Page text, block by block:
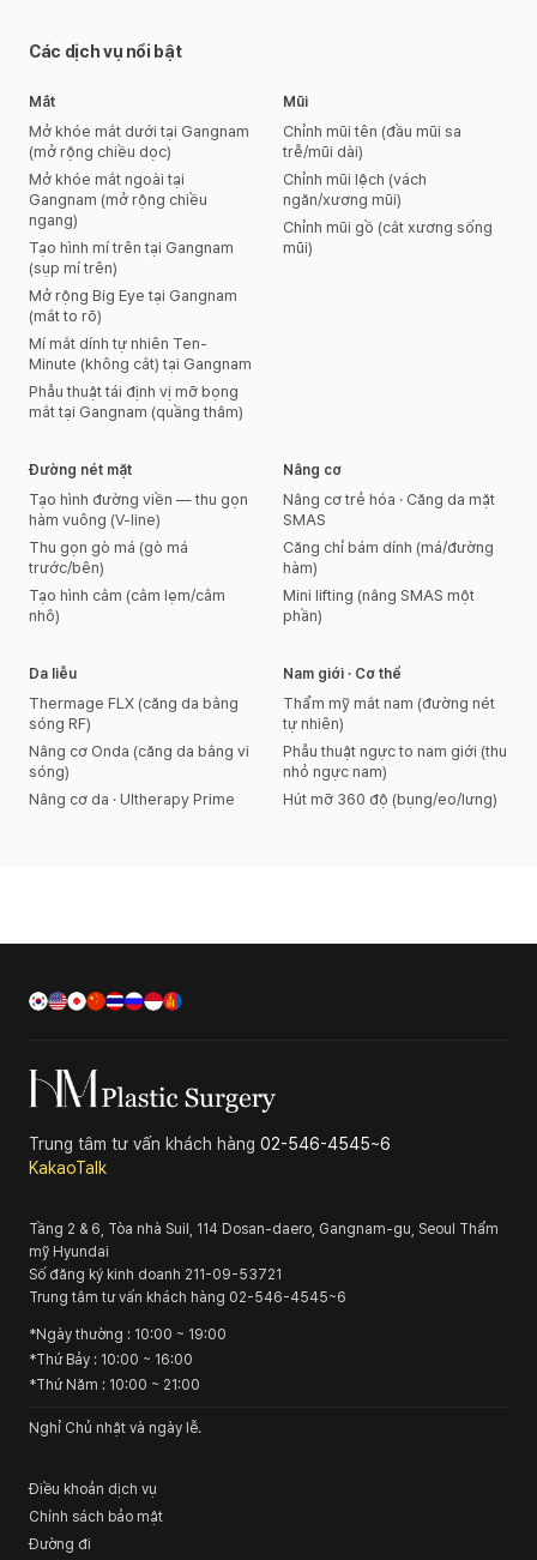
Các dịch vụ nổi bật
Mắt
Mở khóe mắt dưới tại Gangnam
(mở rộng chiều dọc)
Mở khóe mắt ngoài tại
Gangnam (mở rộng chiều
ngang)
Tạo hình mí trên tại Gangnam
(sụp mí trên)
Mở rộng Big Eye tại Gangnam
(mắt to rõ)
Mí mắt dính tự nhiên Ten-
Minute (không cắt) tại Gangnam
Phẫu thuật tái định vị mỡ bọng
mắt tại Gangnam (quầng thâm)
Mũi
Chỉnh mũi tên (đầu mũi sa
trễ/mũi dài)
Chỉnh mũi lệch (vách
ngăn/xương mũi)
Chỉnh mũi gồ (cắt xương sống
mũi)
Đường nét mặt
Tạo hình đường viền — thu gọn
hàm vuông (V-line)
Thu gọn gò má (gò má
trước/bên)
Tạo hình cằm (cằm lẹm/cằm
nhô)
Nâng cơ
Nâng cơ trẻ hóa · Căng da mặt
SMAS
Căng chỉ bám dính (má/đường
hàm)
Mini lifting (nâng SMAS một
phần)
Da liễu
Thermage FLX (căng da bằng
sóng RF)
Nâng cơ Onda (căng da bằng vi
sóng)
Nâng cơ da · Ultherapy Prime
Nam giới · Cơ thể
Thẩm mỹ mắt nam (đường nét
tự nhiên)
Phẫu thuật ngực to nam giới (thu
nhỏ ngực nam)
Hút mỡ 360 độ (bụng/eo/lưng)
Trung tâm tư vấn khách hàng 02-546-4545~6
KakaoTalk
Tầng 2 & 6, Tòa nhà Suil, 114 Dosan-daero, Gangnam-gu, Seoul Thẩm
mỹ Hyundai
Số đăng ký kinh doanh 211-09-53721
Trung tâm tư vấn khách hàng 02-546-4545~6
*Ngày thường : 10:00 ~ 19:00
*Thứ Bảy : 10:00 ~ 16:00
*Thứ Năm : 10:00 ~ 21:00
Nghỉ Chủ nhật và ngày lễ.
Điều khoản dịch vụ
Chính sách bảo mật
Đường đi